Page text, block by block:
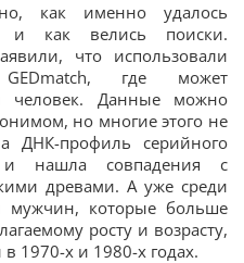
как именно удалось
и как велись поиски.
что использовали
где может
человек. Данные можно
но многие этого не
ДНК-профиль серийного
нашла совпадения с
древами. А уже среди
мужчин, которые больше
росту и возрасту,
1970-х и 1980-х годах.